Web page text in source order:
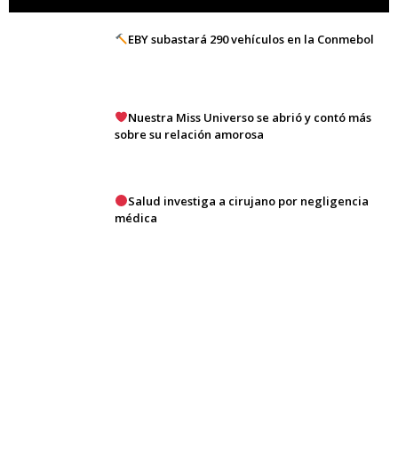
EBY subastará 290 vehículos en la Conmebol
Nuestra Miss Universo se abrió y contó más
sobre su relación amorosa
Salud investiga a cirujano por negligencia
médica